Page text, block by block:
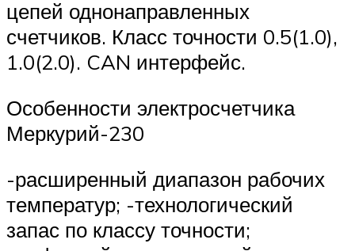
цепей однонаправленных
счетчиков. Класс точности 0.5(1.0),
1.0(2.0). CAN интерфейс.
Особенности электросчетчика
Меркурий-230
-расширенный диапазон рабочих
температур; -технологический
запас по классу точности;